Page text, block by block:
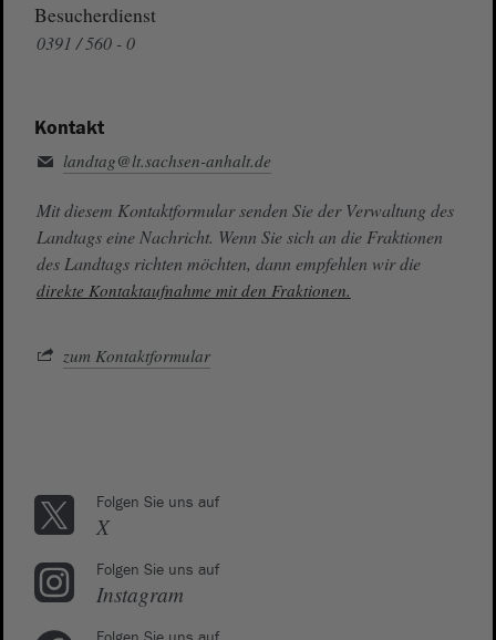
Besucherdienst
0391 / 560 - 0
Kontakt
landtag@lt.sachsen-anhalt.de
Mit diesem Kontaktformular senden Sie der Verwaltung des
Landtags eine Nachricht. Wenn Sie sich an die Fraktionen
des Landtags richten möchten, dann empfehlen wir die
direkte Kontaktaufnahme mit den Fraktionen.
zum Kontaktformular
Folgen Sie uns auf
X
Folgen Sie uns auf
Instagram